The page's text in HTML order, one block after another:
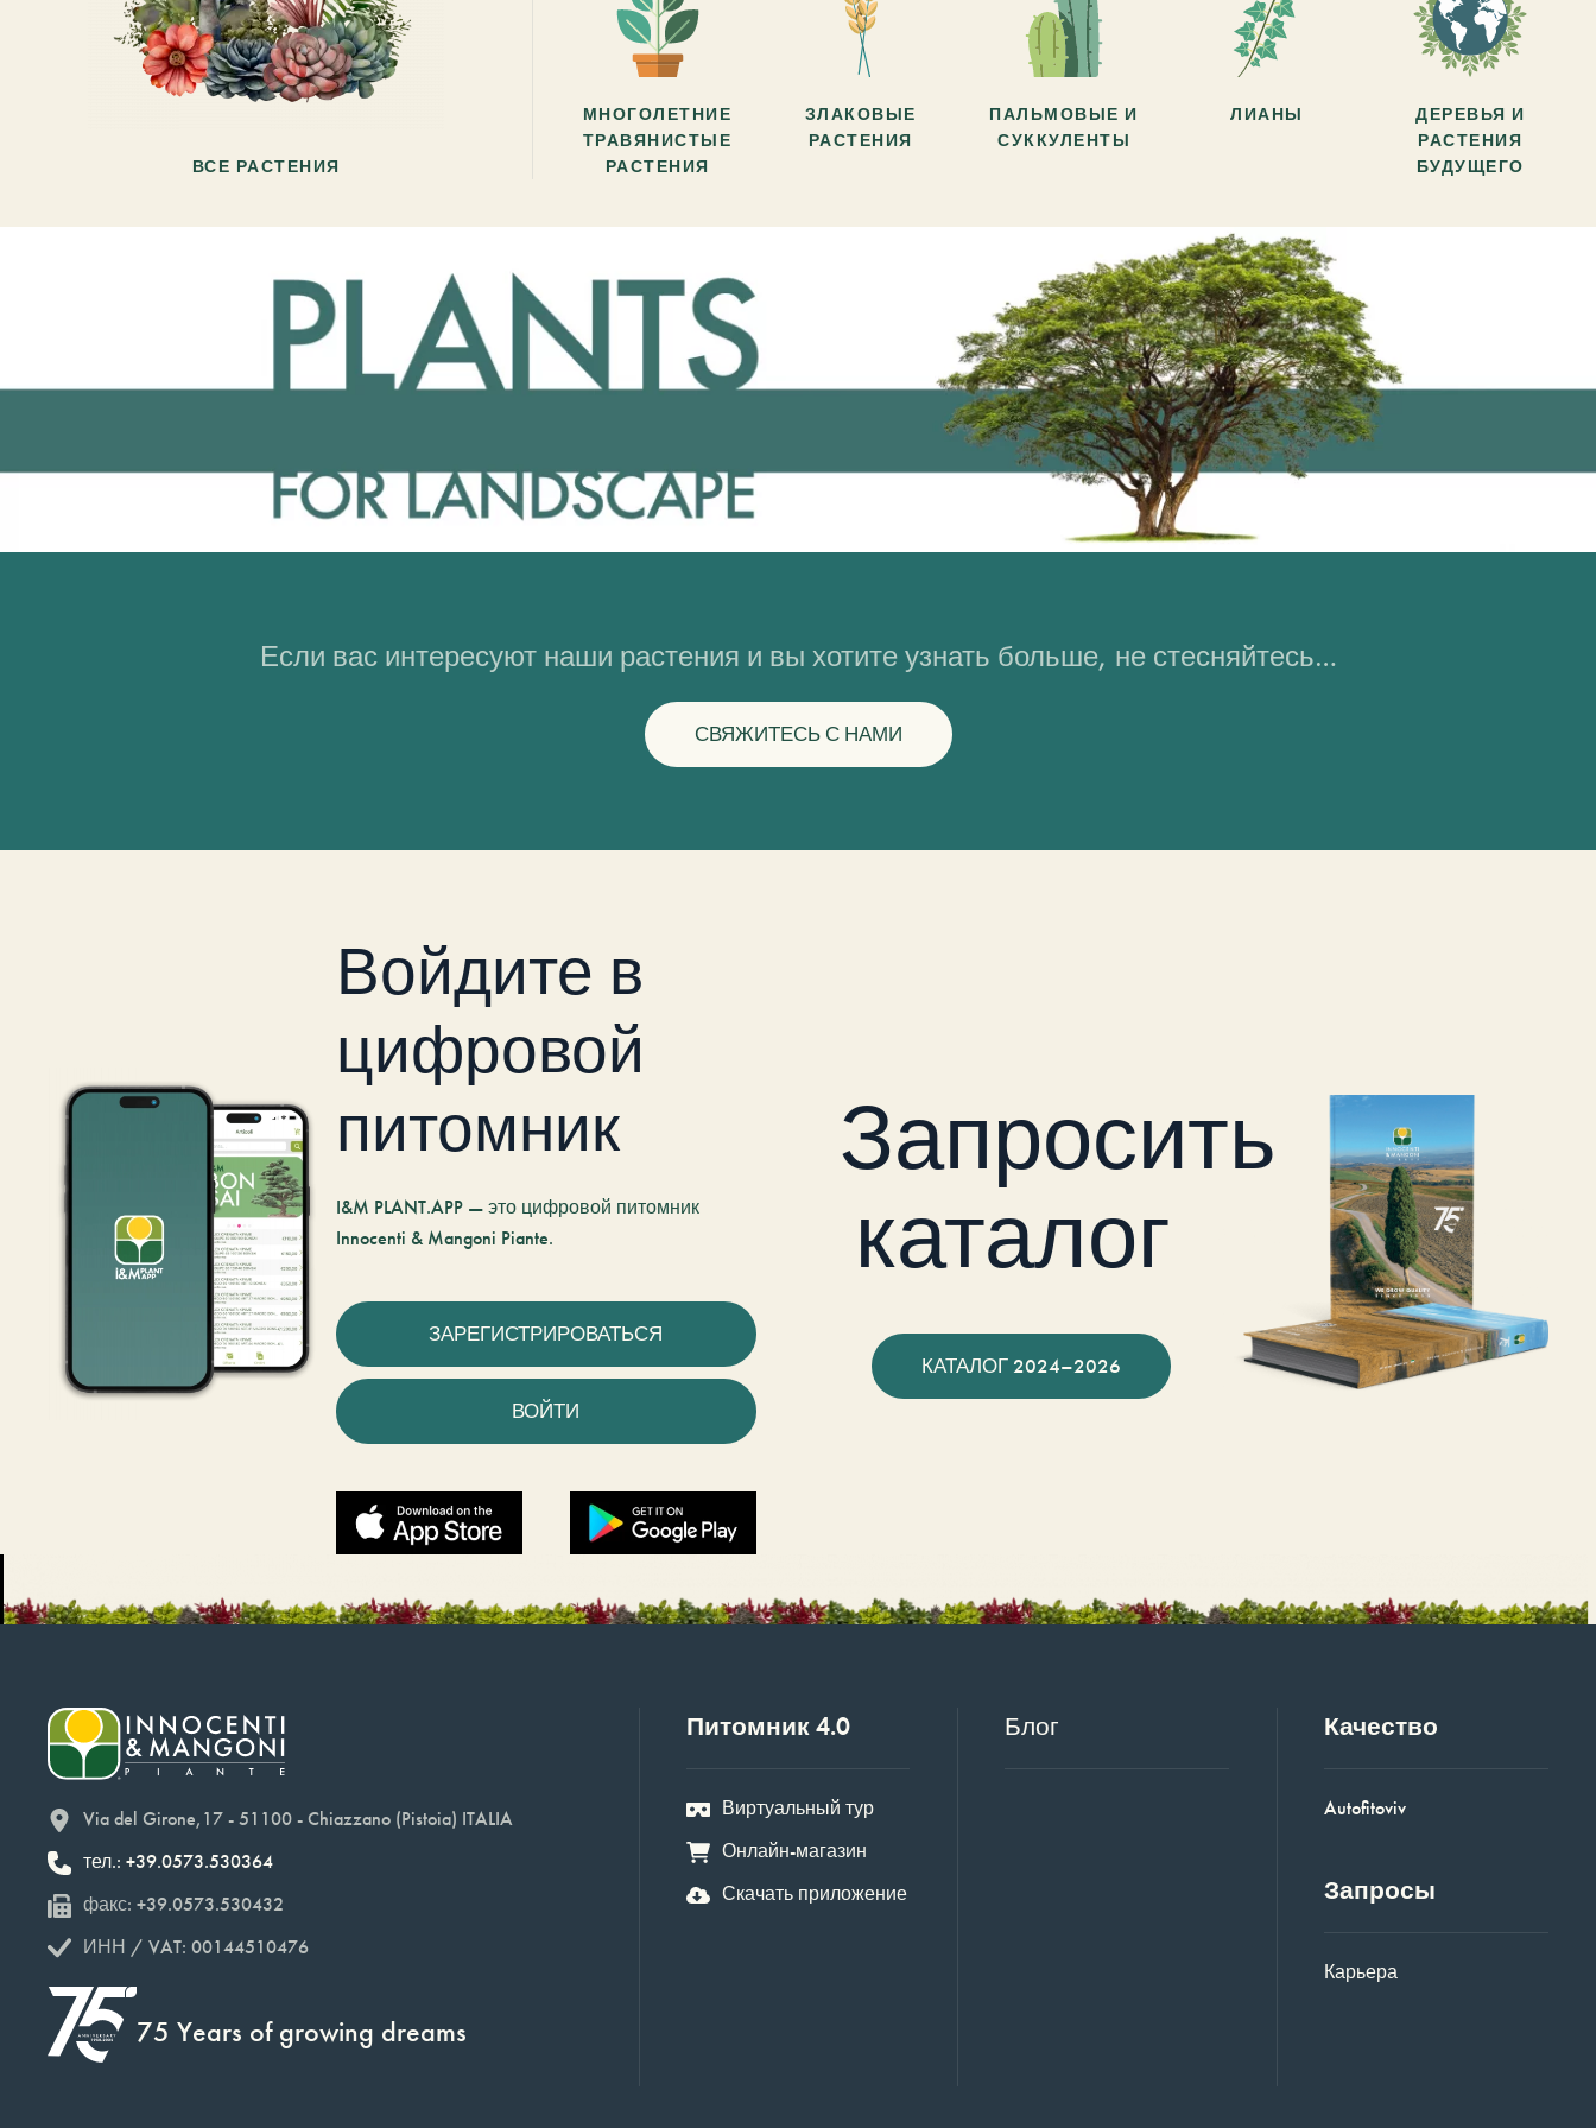
ВСЕ РАСТЕНИЯ
МНОГОЛЕТНИЕ
ТРАВЯНИСТЫЕ
РАСТЕНИЯ
ЗЛАКОВЫЕ
РАСТЕНИЯ
ПАЛЬМОВЫЕ И
СУККУЛЕНТЫ
ЛИАНЫ
ДЕРЕВЬЯ И
РАСТЕНИЯ
БУДУЩЕГО
Если вас интересуют наши растения и вы хотите узнать больше, не стесняйтесь…
СВЯЖИТЕСЬ С НАМИ
Войдите в
цифровой
питомник
I&M PLANT.APP — это цифровой питомник
Innocenti & Mangoni Piante.
ЗАРЕГИСТРИРОВАТЬСЯ
ВОЙТИ
Запросить
каталог
КАТАЛОГ 2024–2026
Via del Girone,17 - 51100 - Chiazzano (Pistoia) ITALIA
тел.: +39.0573.530364
факс: +39.0573.530432
ИНН / VAT: 00144510476
75 Years of growing dreams
Питомник 4.0
Виртуальный тур
Онлайн-магазин
Скачать приложение
Блог Качество
Autofitoviv
Запросы
Карьера